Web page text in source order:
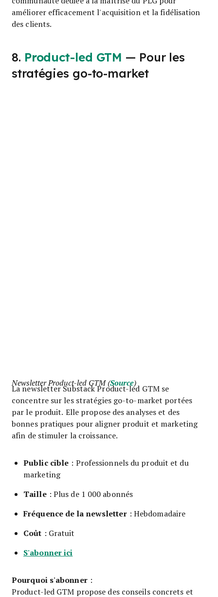
améliorer efficacement l'acquisition et la fidélisation
des clients.
8. Product-led GTM — Pour les
stratégies go-to-market
Newsletter Product-led GTM (Source)
La newsletter Substack Product-led GTM se
concentre sur les stratégies go-to-market portées
par le produit. Elle propose des analyses et des
bonnes pratiques pour aligner produit et marketing
afin de stimuler la croissance.
Public cible : Professionnels du produit et du
marketing
Taille: Plus de 1 000 abonnés
Fréquence de la newsletter: Hebdomadaire
Coût : Gratuit
S'abonner ici
Pourquoi s'abonner:
Product-led GTM propose des conseils concrets et